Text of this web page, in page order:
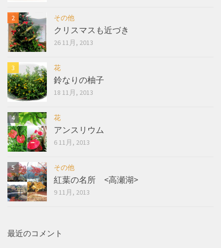
その他
クリスマスも近づき
26 11月, 2013
花
鈴なりの柚子
18 11月, 2013
花
アンスリウム
6 11月, 2013
その他
紅葉の名所 <高瀬湖>
9 11月, 2013
最近のコメント